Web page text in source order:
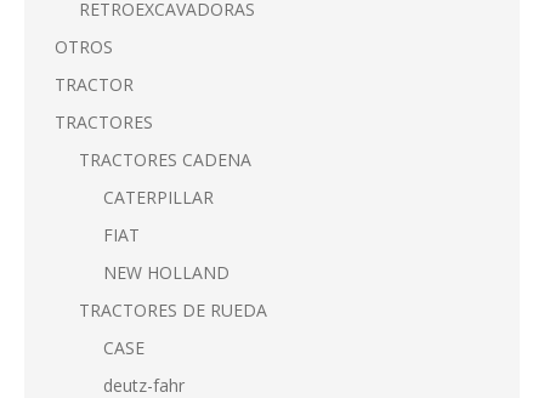
RETROEXCAVADORAS
OTROS
TRACTOR
TRACTORES
TRACTORES CADENA
CATERPILLAR
FIAT
NEW HOLLAND
TRACTORES DE RUEDA
CASE
deutz-fahr